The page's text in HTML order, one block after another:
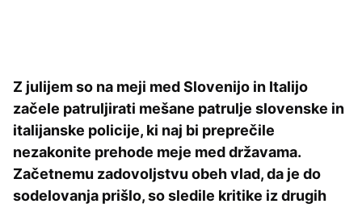
Z julijem so na meji med Slovenijo in Italijo
začele patruljirati mešane patrulje slovenske in
italijanske policije, ki naj bi preprečile
nezakonite prehode meje med državama.
Začetnemu zadovoljstvu obeh vlad, da je do
sodelovanja prišlo, so sledile kritike iz drugih